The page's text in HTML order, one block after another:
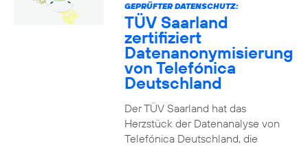
GEPRÜFTER DATENSCHUTZ:
TÜV Saarland
zertifiziert
Datenanonymisierung
von Telefónica
Deutschland
Der TÜV Saarland hat das
Herzstück der Datenanalyse von
Telefónica Deutschland, die